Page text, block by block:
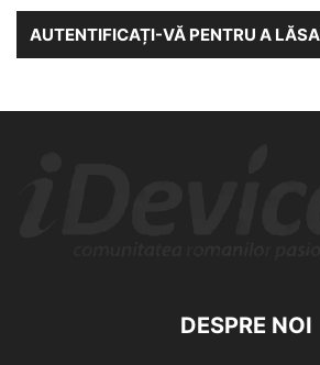
AUTENTIFICAȚI-VĂ PENTRU A
DESPRE NOI